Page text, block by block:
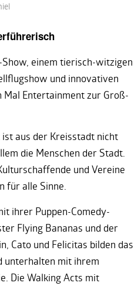
einem tierisch-witzigen
und innovativen
Entertainment zur Groß-
aus der Kreisstadt nicht
die Menschen der Stadt.
und Vereine
für alle Sinne.
ihrer Puppen-Comedy-
Flying Bananas und der
Cato und Felicitas bilden das
unterhalten mit ihrem
Die Walking Acts mit